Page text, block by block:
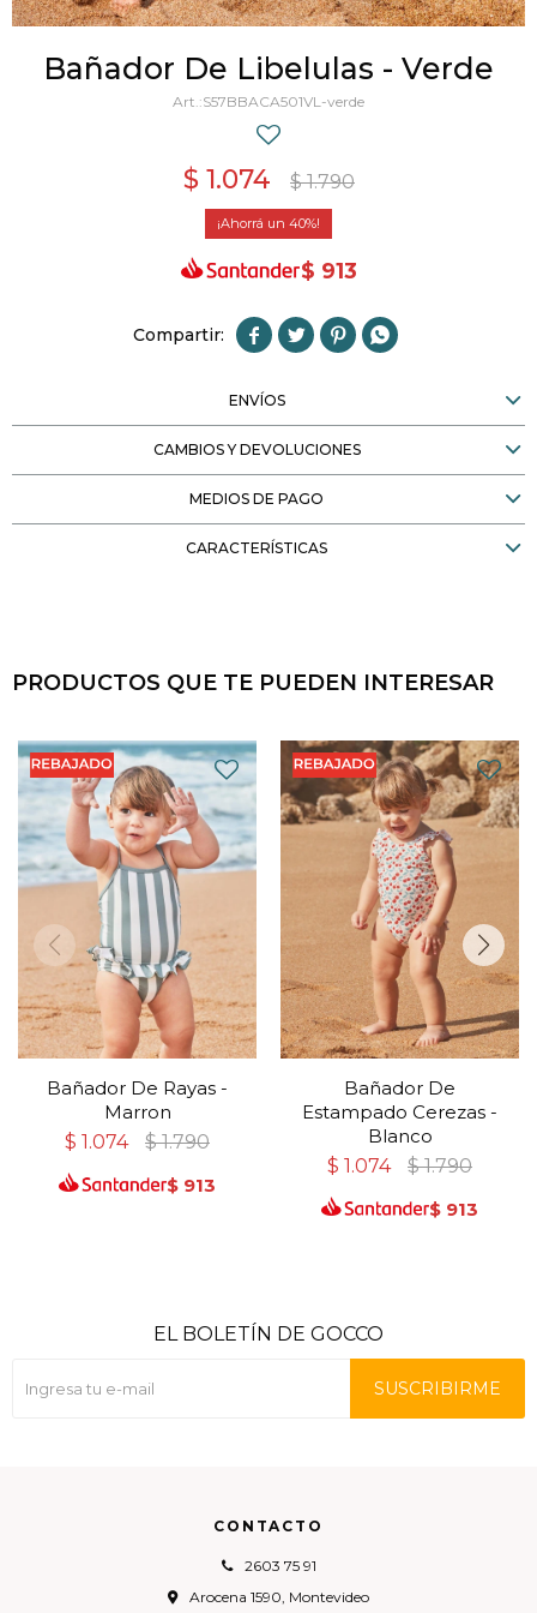
Bañador De Libelulas - Verde
S57BBACA501VL-verde
$ 1.074 $ 1.790
40
$ 913
   
ENVÍOS
CAMBIOS Y DEVOLUCIONES
MEDIOS DE PAGO
CARACTERÍSTICAS
PRODUCTOS QUE TE PUEDEN INTERESAR
Bañador De Rayas -
Marron
$ 1.074 $ 1.790
$ 913
Bañador De
Estampado Cerezas -
Blanco
$ 1.074 $ 1.790
$ 913
CONTACTO
2603 75 91
Arocena 1590, Montevideo
EL BOLETÍN DE GOCCO
SUSCRIBIRME